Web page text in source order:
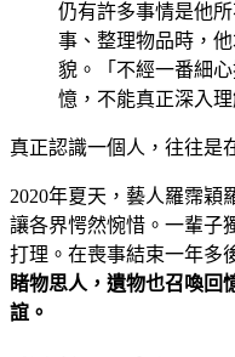
仍有許多事情是他
事、整理物品時，
貌。「不經一番細
憶，不能真正深入理
真正認識一個人，往往是
2020年夏天，藝人羅霈穎
讓各界愕然惋惜。一輩子
打理。在喪事結束一年多
睹物思人，遺物也召喚回
誼。